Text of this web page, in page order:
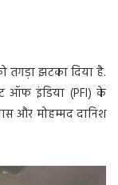
तगड़ा झटका दिया है.
ऑफ इंडिया (PFI) के
और मोहम्मद दानिश